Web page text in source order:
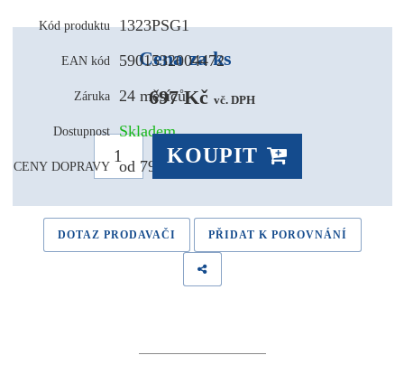
Kód produktu 1323PSG1
EAN kód 5901532004472
Záruka 24 měsíců
Dostupnost Skladem
CENY DOPRAVY od 79,- Kč
Cena za ks
697 Kč vč. DPH
KOUPIT
DOTAZ PRODAVAČI PŘIDAT K POROVNÁNÍ